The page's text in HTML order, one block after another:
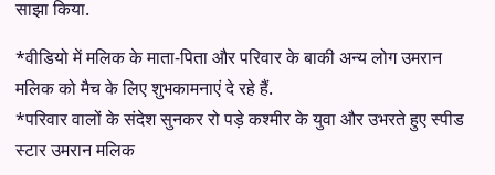
साझा किया.
*वीडियो में मलिक के माता-पिता और परिवार के बाकी अन्य लोग उमरान
मलिक को मैच के लिए शुभकामनाएं दे रहे हैं.
*परिवार वालों के संदेश सुनकर रो पड़े कश्मीर के युवा और उभरते हुए स्पीड
स्टार उमरान मलिक